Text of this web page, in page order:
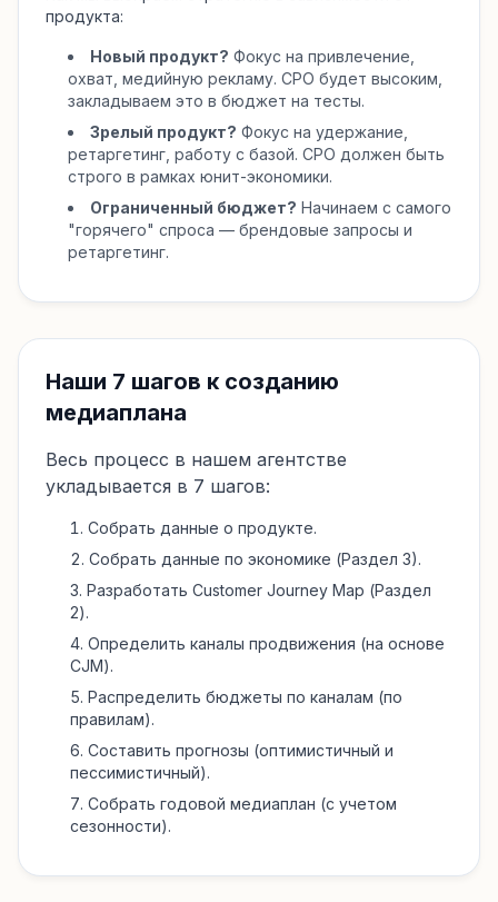
продукта:
Новый продукт? Фокус на привлечение,
охват, медийную рекламу. CPO будет высоким,
закладываем это в бюджет на тесты.
Зрелый продукт? Фокус на удержание,
ретаргетинг, работу с базой. CPO должен быть
строго в рамках юнит-экономики.
Ограниченный бюджет? Начинаем с самого
"горячего" спроса — брендовые запросы и
ретаргетинг.
Наши 7 шагов к созданию
медиаплана
Весь процесс в нашем агентстве
укладывается в 7 шагов:
Собрать данные о продукте.
Собрать данные по экономике (Раздел 3).
Разработать Customer Journey Map (Раздел
2).
Определить каналы продвижения (на основе
CJM).
Распределить бюджеты по каналам (по
правилам).
Составить прогнозы (оптимистичный и
пессимистичный).
Собрать годовой медиаплан (с учетом
сезонности).